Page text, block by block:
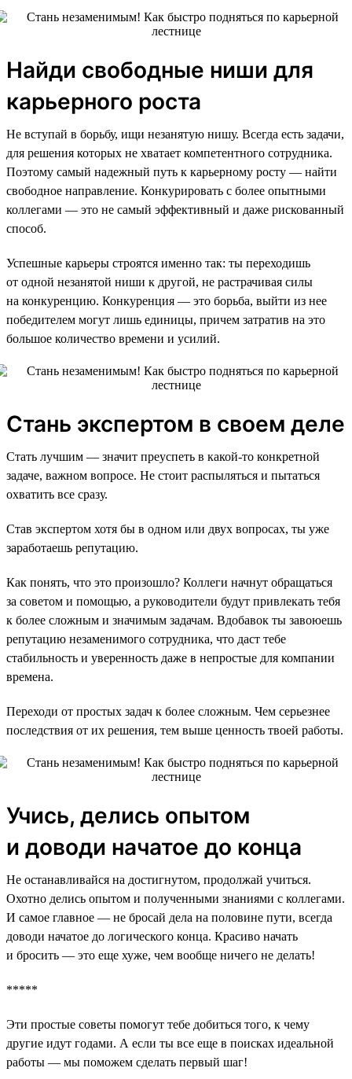
Найди свободные ниши для
карьерного роста
Не вступай в борьбу, ищи незанятую нишу. Всегда есть задачи,
для решения которых не хватает компетентного сотрудника.
Поэтому самый надежный путь к карьерному росту — найти
свободное направление. Конкурировать с более опытными
коллегами — это не самый эффективный и даже рискованный
способ.
Успешные карьеры строятся именно так: ты переходишь
от одной незанятой ниши к другой, не растрачивая силы
на конкуренцию. Конкуренция — это борьба, выйти из нее
победителем могут лишь единицы, причем затратив на это
большое количество времени и усилий.
Стань экспертом в своем деле
Стать лучшим — значит преуспеть в какой-то конкретной
задаче, важном вопросе. Не стоит распыляться и пытаться
охватить все сразу.
Став экспертом хотя бы в одном или двух вопросах, ты уже
заработаешь репутацию.
Как понять, что это произошло? Коллеги начнут обращаться
за советом и помощью, а руководители будут привлекать тебя
к более сложным и значимым задачам. Вдобавок ты завоюешь
репутацию незаменимого сотрудника, что даст тебе
стабильность и уверенность даже в непростые для компании
времена.
Переходи от простых задач к более сложным. Чем серьезнее
последствия от их решения, тем выше ценность твоей работы.
Учись, делись опытом
и доводи начатое до конца
Не останавливайся на достигнутом, продолжай учиться.
Охотно делись опытом и полученными знаниями с коллегами.
И самое главное — не бросай дела на половине пути, всегда
доводи начатое до логического конца. Красиво начать
и бросить — это еще хуже, чем вообще ничего не делать!
*****
Эти простые советы помогут тебе добиться того, к чему
другие идут годами. А если ты все еще в поисках идеальной
работы — мы поможем сделать первый шаг!